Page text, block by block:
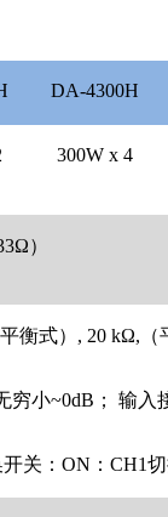
DA-4300H
300W x 4
）
衡式）, 20 kΩ,
穷小~0dB； 输
关：ON：CH1